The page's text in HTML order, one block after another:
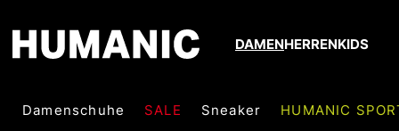
DAMENHERRENKIDS
Damenschuhe SALE Sneaker HUMANIC